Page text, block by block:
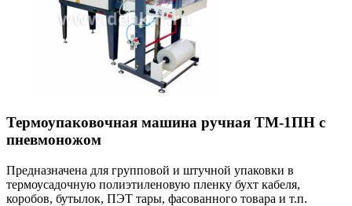
Термоупаковочная машина ручная ТМ-1ПН с
пневмоножом
Предназначена для групповой и штучной упаковки в
термоусадочную полиэтиленовую пленку бухт кабеля,
коробов, бутылок, ПЭТ тары, фасованного товара и т.п.